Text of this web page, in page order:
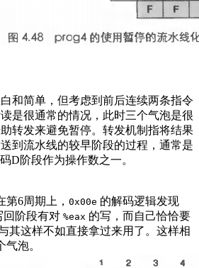
和简单，但考虑到前后连续两条指令
是很通常的情况，此时三个气泡是很
转发来避免暂停。转发机制指将结果
到流水线的较早阶段的过程，通常是
D阶段作为操作数之一。
6周期上， 0x00e 的解码逻辑发现
回阶段有对 %eax 的写，而自己恰恰要
其这样不如直接拿过来用了。这样相
泡。